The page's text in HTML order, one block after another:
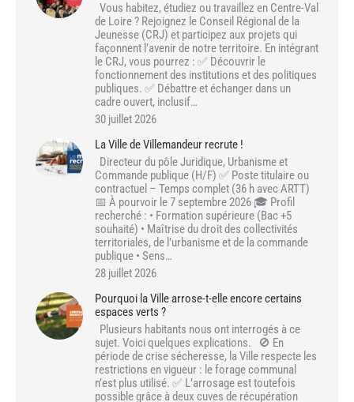
Vous habitez, étudiez ou travaillez en Centre-Val
de Loire ? Rejoignez le Conseil Régional de la
Jeunesse (CRJ) et participez aux projets qui
façonnent l’avenir de notre territoire. En intégrant
le CRJ, vous pourrez : ✅ Découvrir le
fonctionnement des institutions et des politiques
publiques. ✅ Débattre et échanger dans un
cadre ouvert, inclusif…
30 juillet 2026
La Ville de Villemandeur recrute !
Directeur du pôle Juridique, Urbanisme et
Commande publique (H/F) ✅ Poste titulaire ou
contractuel – Temps complet (36 h avec ARTT)
📅 À pourvoir le 7 septembre 2026 🎓 Profil
recherché : • Formation supérieure (Bac +5
souhaité) • Maîtrise du droit des collectivités
territoriales, de l’urbanisme et de la commande
publique • Sens…
28 juillet 2026
Pourquoi la Ville arrose-t-elle encore certains
espaces verts ?
Plusieurs habitants nous ont interrogés à ce
sujet. Voici quelques explications. 🚫 En
période de crise sécheresse, la Ville respecte les
restrictions en vigueur : le forage communal
n’est plus utilisé. ✅ L’arrosage est toutefois
possible grâce à deux cuves de récupération